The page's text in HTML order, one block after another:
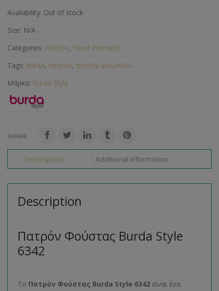
Availability: Out of stock
Size: N/A
Categories: Πατρόν, Υλικά Ραπτικής.
Tags: burda, πατρόν, πατρόν φουστών.
Μάρκα: Burda Style
SHARE:
Description Additional information
Description
Πατρόν Φούστας Burda Style
6342
Το Πατρόν Φούστας Burda Style 6342 είναι ένα